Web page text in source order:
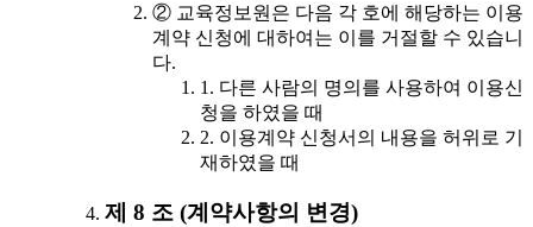
② 교육정보원은 다음 각 호에 해당하는 이용
계약 신청에 대하여는 이를 거절할 수 있습니
다.
1. 다른 사람의 명의를 사용하여 이용신
청을 하였을 때
2. 이용계약 신청서의 내용을 허위로 기
재하였을 때
제 8 조 (계약사항의 변경)